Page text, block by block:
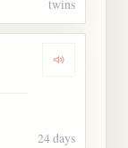
twins
Dengarkan
24 days